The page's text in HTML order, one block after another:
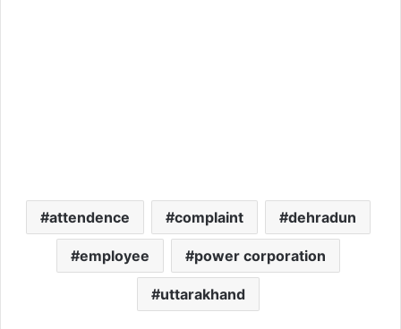
attendence complaint dehradun
employee power corporation
uttarakhand